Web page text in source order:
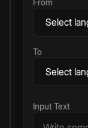
From
To
Input Text